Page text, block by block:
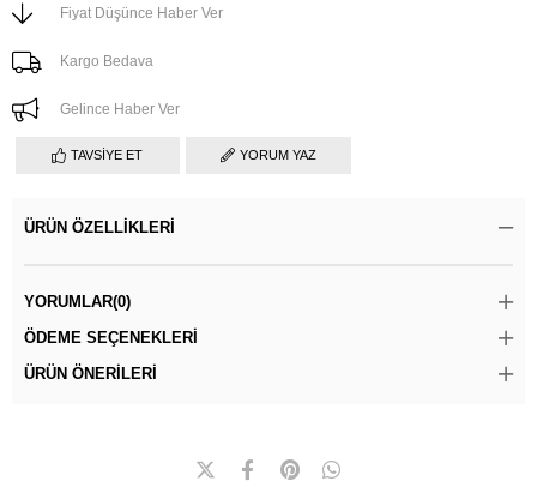
Fiyat Düşünce Haber Ver
Kargo Bedava
Gelince Haber Ver
TAVSIYE ET YORUM YAZ
ÜRÜN ÖZELLIKLERI
YORUMLAR(0)
ÖDEME SEÇENEKLERI
ÜRÜN ÖNERILERI